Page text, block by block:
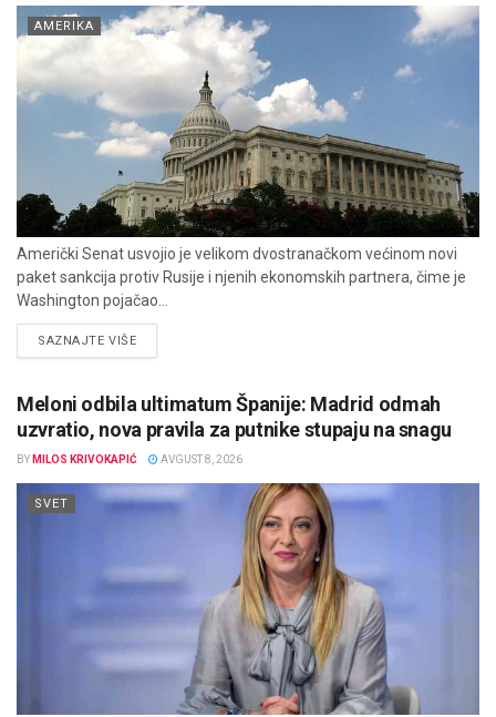
AMERIKA
Američki Senat usvojio je velikom dvostranačkom većinom novi
paket sankcija protiv Rusije i njenih ekonomskih partnera, čime je
Washington pojačao...
SAZNAJTE VIŠEDETAILS
Meloni odbila ultimatum Španije: Madrid odmah
uzvratio, nova pravila za putnike stupaju na snagu
BY MILOS KRIVOKAPIĆ AVGUST 8, 2026
SVET